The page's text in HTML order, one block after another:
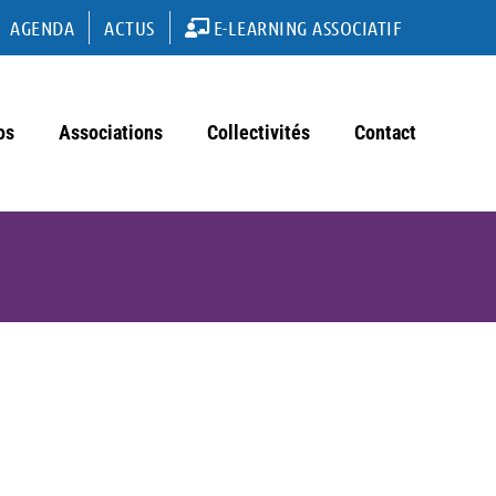
AGENDA ACTUS E-LEARNING ASSOCIATIF
Associations Collectivités Contact